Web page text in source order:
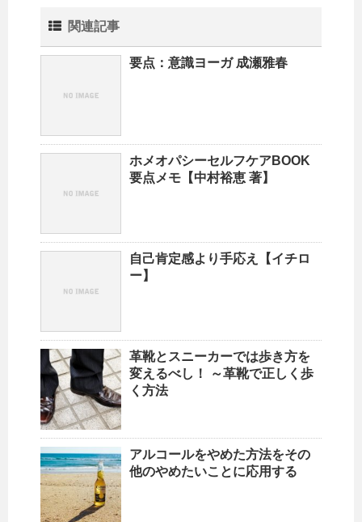
関連記事
要点：意識ヨーガ 成瀬雅春
ホメオパシーセルフケアBOOK
要点メモ【中村裕恵 著】
自己肯定感より手応え【イチロ
ー】
革靴とスニーカーでは歩き方を
変えるべし！ ～革靴で正しく歩
く方法
アルコールをやめた方法をその
他のやめたいことに応用する